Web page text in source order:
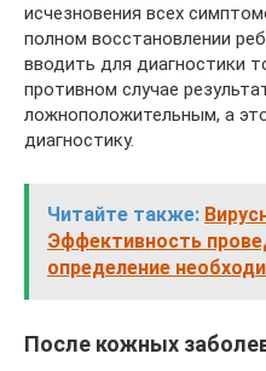
исчезновения всех
полном восстановлении
вводить для диагностики
противном случае
ложноположительным, а
диагностику.
Читайте также:
Эффективность
определение
После кожных